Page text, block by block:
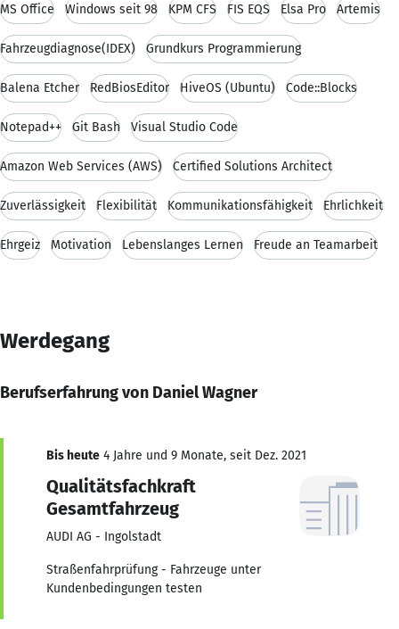
MS Office Windows seit 98 KPM CFS FIS EQS Elsa Pro Artemis
Fahrzeugdiagnose(IDEX) Grundkurs Programmierung
Balena Etcher RedBiosEditor HiveOS (Ubuntu) Code::Blocks
Notepad++ Git Bash Visual Studio Code
Amazon Web Services (AWS) Certified Solutions Architect
Zuverlässigkeit Flexibilität Kommunikationsfähigkeit Ehrlichkeit
Ehrgeiz Motivation Lebenslanges Lernen Freude an Teamarbeit
Werdegang
Berufserfahrung von Daniel Wagner
Bis heute 4 Jahre und 9 Monate, seit Dez. 2021
Qualitätsfachkraft
Gesamtfahrzeug
AUDI AG - Ingolstadt
Straßenfahrprüfung - Fahrzeuge unter
Kundenbedingungen testen